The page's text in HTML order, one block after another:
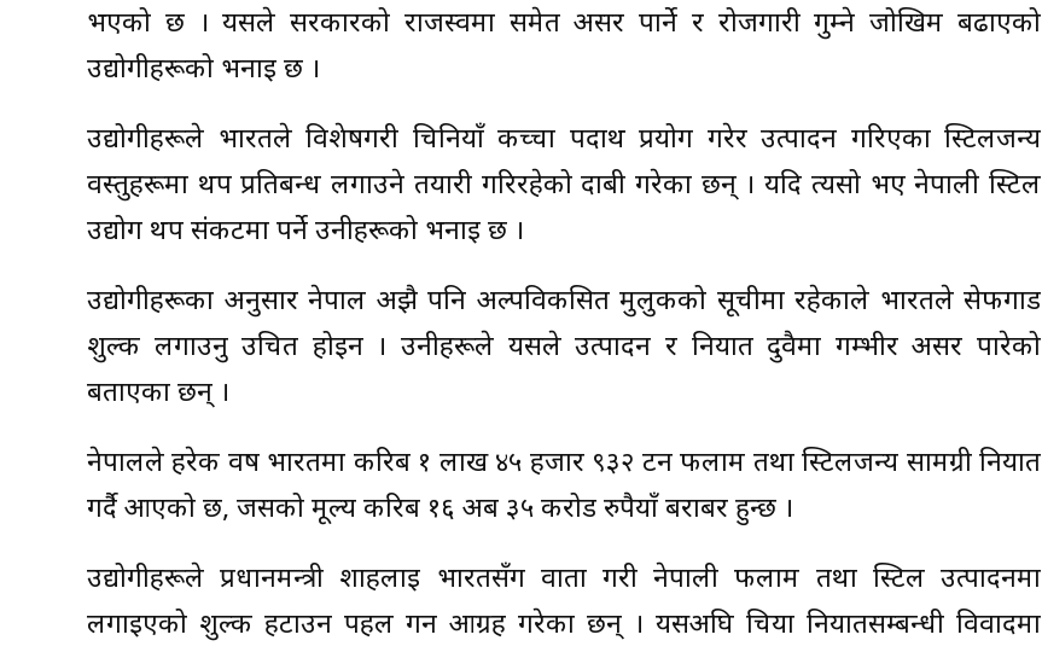
भएको छ । यसले सरकारको राजस्वमा समेत असर पार्ने र रोजगारी गुम्ने जोखिम बढाएको
उद्योगीहरूको भनाइ छ ।
उद्योगीहरूले भारतले विशेषगरी चिनियाँ कच्चा पदार्थ प्रयोग गरेर उत्पादन गरिएका स्टिलजन्य
वस्तुहरूमा थप प्रतिबन्ध लगाउने तयारी गरिरहेको दाबी गरेका छन् । यदि त्यसो भए नेपाली स्टिल
उद्योग थप संकटमा पर्ने उनीहरूको भनाइ छ ।
उद्योगीहरूका अनुसार नेपाल अझै पनि अल्पविकसित मुलुकको सूचीमा रहेकाले भारतले सेफगार्ड
शुल्क लगाउनु उचित होइन । उनीहरूले यसले उत्पादन र निर्यात दुवैमा गम्भीर असर पारेको
बताएका छन् ।
नेपालले हरेक वर्ष भारतमा करिब १ लाख ४५ हजार ९३२ टन फलाम तथा स्टिलजन्य सामग्री निर्यात
गर्दै आएको छ, जसको मूल्य करिब १६ अर्ब ३५ करोड रुपैयाँ बराबर हुन्छ ।
उद्योगीहरूले प्रधानमन्त्री शाहलाई भारतसँग वार्ता गरी नेपाली फलाम तथा स्टिल उत्पादनमा
लगाइएको शुल्क हटाउन पहल गर्न आग्रह गरेका छन् । यसअघि चिया निर्यातसम्बन्धी विवादमा